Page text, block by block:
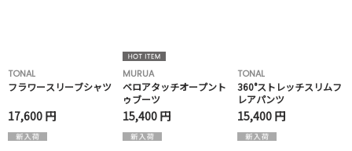
TONAL
フラワースリーブシャツ
17,600 円
MURUA
ベロアタッチオープント
ゥブーツ
15,400 円
TONAL
360°ストレッチスリムフ
レアパンツ
15,400 円